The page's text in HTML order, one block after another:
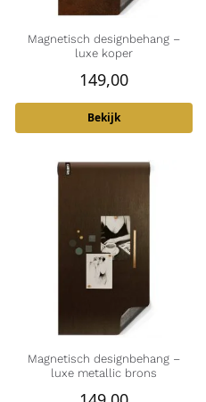
Magnetisch designbehang –
luxe koper
149,00
Bekijk
Magnetisch designbehang –
luxe metallic brons